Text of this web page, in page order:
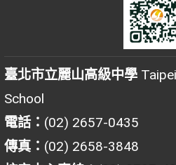
臺北市立麗山高級中學
School
電話： (02) 2657-0435
傳真： (02) 2658-3848